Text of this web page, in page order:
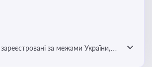
зареєстровані за межами України,